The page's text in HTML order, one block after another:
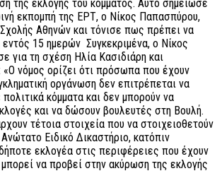
της εκλογής του κόμματος. Αυτό σημείωσε
εκπομπή της ΕΡΤ, ο Νίκος Παπασπύρου,
Αθηνών και τόνισε πως πρέπει να
15 ημερών Συγκεκριμένα, ο Νίκος
για τη σχέση Ηλία Κασιδιάρη και
νόμος ορίζει ότι πρόσωπα που έχουν
οργάνωση δεν επιτρέπεται να
κόμματα και δεν μπορούν να
και να δώσουν βουλευτές στη Βουλή.
τέτοια στοιχεία που να στοιχειοθετούν
Ειδικό Δικαστήριο, κατόπιν
εκλογέα στις περιφέρειες που έχουν
να προβεί στην ακύρωση της εκλογής